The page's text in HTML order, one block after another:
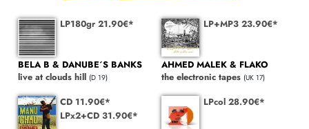
LP180gr 21.90€*
BELA B & DANUBE´S BANKS
live at clouds hill (D 19)
LP+MP3 23.90€*
AHMED MALEK & FLAKO
the electronic tapes (UK 17)
CD 11.90€*
LPx2+CD 31.90€*
LPcol 28.90€*